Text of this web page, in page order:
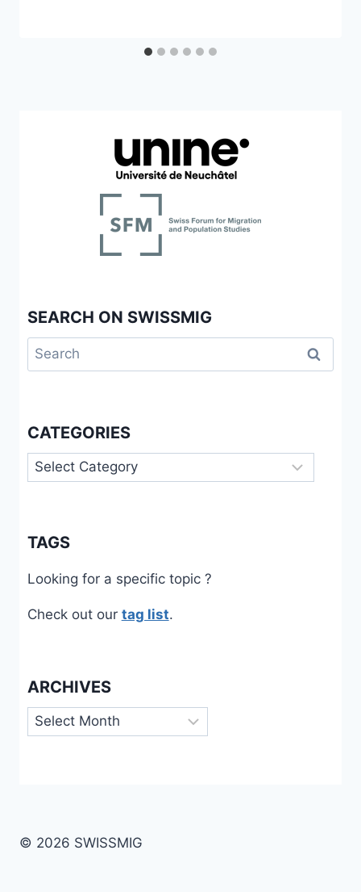
SEARCH ON SWISSMIG
Search
for:
CATEGORIES
Categories
TAGS
Looking for a specific topic ?
Check out our tag list.
ARCHIVES
Archives
© 2026 SWISSMIG